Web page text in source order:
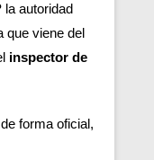
la autoridad
que viene del
inspector de
forma oficial,